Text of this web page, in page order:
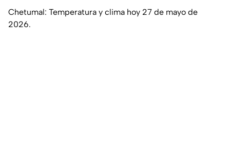
Chetumal: Temperatura y clima hoy 27 de mayo de
2026.